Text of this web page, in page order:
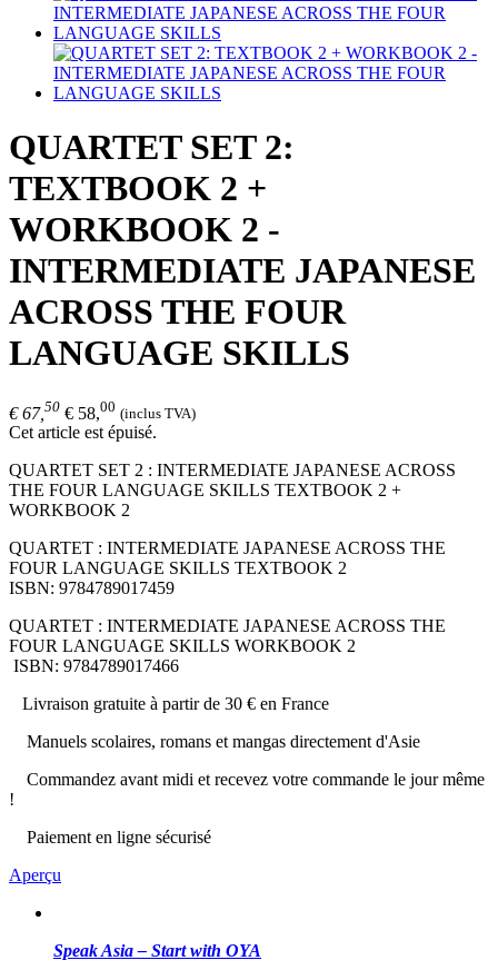
QUARTET SET 2:
TEXTBOOK 2 +
WORKBOOK 2 -
INTERMEDIATE JAPANESE
ACROSS THE FOUR
LANGUAGE SKILLS
€ 67, 50 € 58, 00 (inclus TVA)
Cet article est épuisé.
QUARTET SET 2 : INTERMEDIATE JAPANESE ACROSS
THE FOUR LANGUAGE SKILLS TEXTBOOK 2 +
WORKBOOK 2
QUARTET : INTERMEDIATE JAPANESE ACROSS THE
FOUR LANGUAGE SKILLS TEXTBOOK 2
ISBN: 9784789017459
QUARTET : INTERMEDIATE JAPANESE ACROSS THE
FOUR LANGUAGE SKILLS WORKBOOK 2
ISBN: 9784789017466
Livraison gratuite à partir de 30 € en France
Manuels scolaires, romans et mangas directement d'Asie
Commandez avant midi et recevez votre commande le jour même
!
Paiement en ligne sécurisé
Aperçu
Speak Asia – Start with OYA